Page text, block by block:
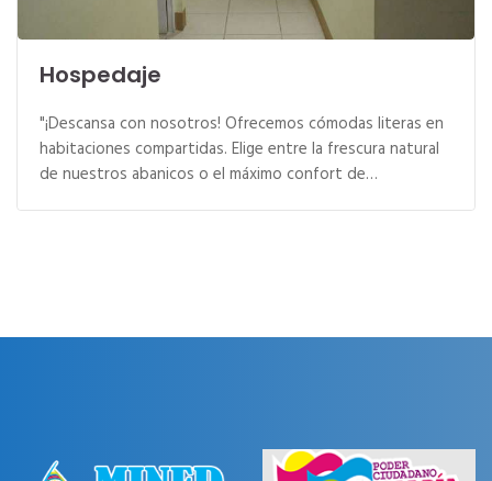
Hospedaje
"¡Descansa con nosotros! Ofrecemos cómodas literas en
habitaciones compartidas. Elige entre la frescura natural
de nuestros abanicos o el máximo confort de…